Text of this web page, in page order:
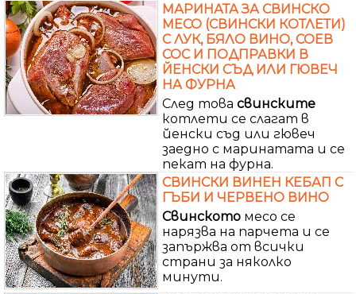
МАРИНАТА ЗА СВИНСКО
МЕСО (СВИНСКИ КОТЛЕТИ)
С ЛУК, БЯЛО ВИНО, СОЕВ
СОС И ПОДПРАВКИ В
ЙЕНСКИ СЪД ИЛИ ГЮВЕЧ
НА ФУРНА
След това свинските
котлети се слагат в
йенски съд или гювеч
заедно с маринатата и се
пекат на фурна.
СВИНСКИ ВИНЕН КЕБАП С
ГЪБИ И ЧЕРВЕНО ВИНО
Свинското месо се
нарязва на парчета и се
запържва от всички
страни за няколко
минути.